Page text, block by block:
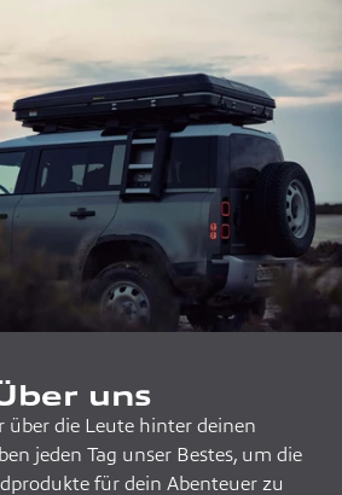
uns
über die Leute hinter deinen
jeden Tag unser Bestes, um die
für dein Abenteuer zu